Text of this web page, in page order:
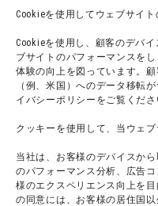
Cookieを使用してウェブサイ
Cookieを使用し、顧客のデバ
ブサイトのパフォーマンスを
体験の向上を図っています。
（例、米国）へのデータ移転
イバシーポリシーをご覧くださ
クッキーを使用して、当ウェ
当社は、お客様のデバイスか
のパフォーマンス分析、広告
様のエクスペリエンス向上を
の同意には、お客様の居住国
オンラインショップ
宿泊
団体利用について
チームビルディング計画
お問い合わせ
利用規約